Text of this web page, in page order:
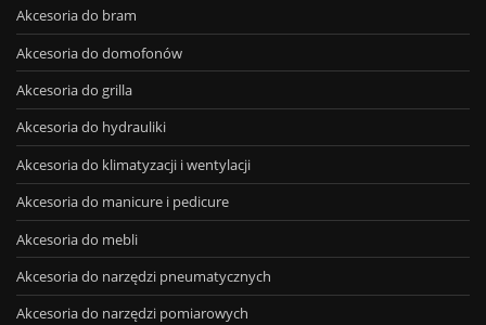
Akcesoria do bram
Akcesoria do domofonów
Akcesoria do grilla
Akcesoria do hydrauliki
Akcesoria do klimatyzacji i wentylacji
Akcesoria do manicure i pedicure
Akcesoria do mebli
Akcesoria do narzędzi pneumatycznych
Akcesoria do narzędzi pomiarowych